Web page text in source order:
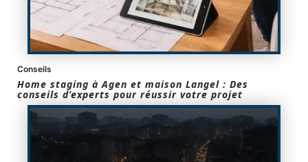
Conseils
Home staging à Agen et maison Langel : Des
conseils d’experts pour réussir votre projet